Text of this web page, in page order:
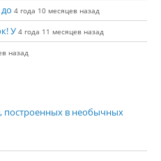
4 года 10 месяцев назад
У 4 года 11 месяцев назад
назад
построенных в необычных